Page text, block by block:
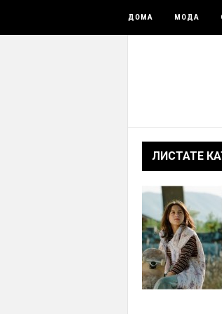
ДОМА МОДА
ЛИСТАТЕ